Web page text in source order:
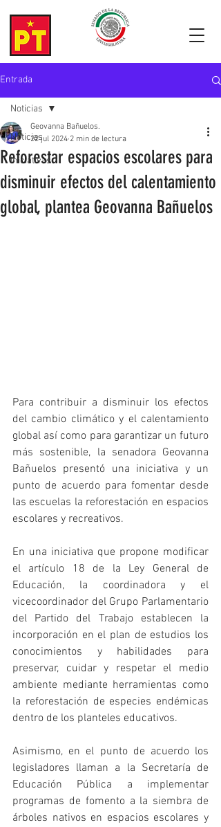
Entrada
Noticias
Iniciativas
Noticias
Reforestar espacios escolares para
disminuir efectos del calentamiento
global, plantea Geovanna Bañuelos
Geovanna Bañuelos.
22 jul 2024 2 min de lectura
Para contribuir a disminuir los efectos
del cambio climático y el calentamiento
global así como para garantizar un futuro
más sostenible, la senadora Geovanna
Bañuelos presentó una iniciativa y un
punto de acuerdo para fomentar desde
las escuelas la reforestación en espacios
escolares y recreativos.
En una iniciativa que propone modificar
el artículo 18 de la Ley General de
Educación, la coordinadora y el
vicecoordinador del Grupo Parlamentario
del Partido del Trabajo establecen la
incorporación en el plan de estudios los
conocimientos y habilidades para
preservar, cuidar y respetar el medio
ambiente mediante herramientas como
la reforestación de especies endémicas
dentro de los planteles educativos.
Asimismo, en el punto de acuerdo los
legisladores llaman a la Secretaría de
Educación Pública a implementar
programas de fomento a la siembra de
árboles nativos en espacios escolares y